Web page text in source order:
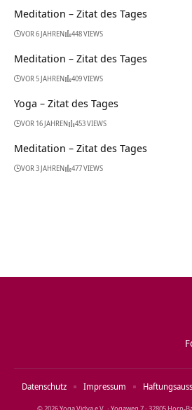
Meditation – Zitat des Tages
VOR 6 JAHREN 448 VIEWS
Meditation – Zitat des Tages
VOR 5 JAHREN 409 VIEWS
Yoga – Zitat des Tages
VOR 16 JAHREN 453 VIEWS
Meditation – Zitat des Tages
VOR 3 JAHREN 477 VIEWS
Datenschutz Impressum